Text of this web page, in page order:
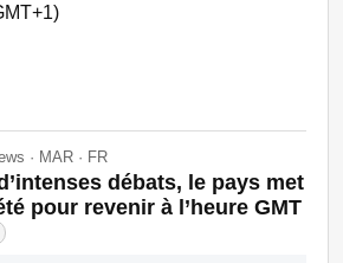
· MAR · FR
débats, le pays met
pour revenir à l’heure GMT